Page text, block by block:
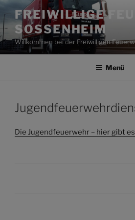
Zum
Inhalt
springen
FREIWILLIGE
SOSSENHEIM
Willkommen bei der Freiwilligen
Menü
Die Jugendfeuerwehr – hier gibt